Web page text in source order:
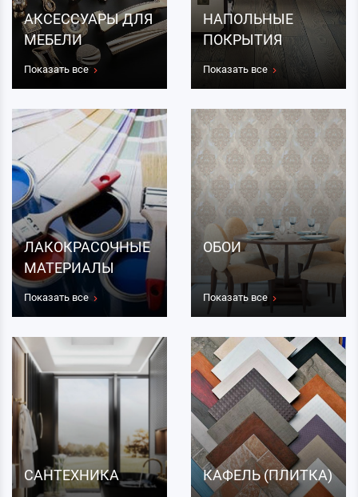
АКСЕССУАРЫ ДЛЯ
МЕБЕЛИ
Показать все
НАПОЛЬНЫЕ
ПОКРЫТИЯ
Показать все
ЛАКОКРАСОЧНЫЕ
МАТЕРИАЛЫ
Показать все
ОБОИ
Показать все
САНТЕХНИКА КАФЕЛЬ (ПЛИТКА)